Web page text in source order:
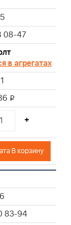
5
08-47
в агрегатах
1
i
+
В корзину
6
83-94